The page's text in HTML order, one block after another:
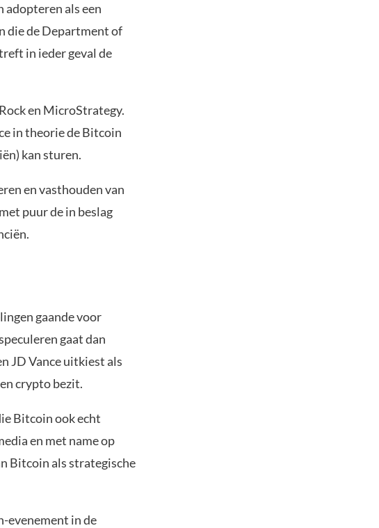
adopteren als een
die de Department of
in ieder geval de
en MicroStrategy.
in theorie de Bitcoin
kan sturen.
en vasthouden van
puur de in beslag
gaande voor
gaat dan
JD Vance uitkiest als
crypto bezit.
Bitcoin ook echt
en met name op
Bitcoin als strategische
evenement in de